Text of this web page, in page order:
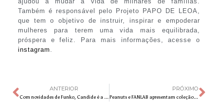
Também é responsável pelo Projeto PAPO DE LEOA,
que tem o objetivo de instruir, inspirar e empoderar
mulheres para terem uma vida mais equilibrada,
próspera e feliz. Para mais informações, acesse o
instagram .
ANTERIOR
Com novidades de Funko, Candide é a “Fun House” da CCXP
PRÓXIMO
Peanuts e FANLAB apresentam coleção exclusiva do Snoopy Astronauta na CCXP 2023